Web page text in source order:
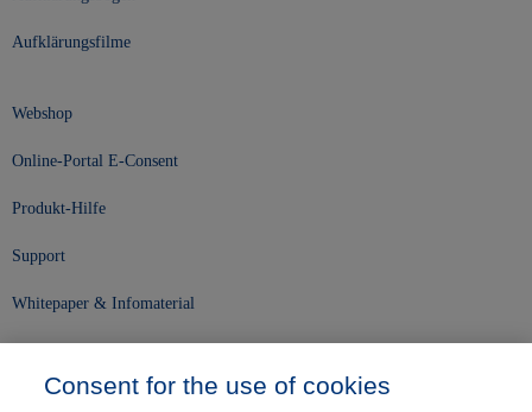
Aufklärungsfilme
Webshop
Online-Portal E-Consent
Produkt-Hilfe
Support
Whitepaper & Infomaterial
Consent for the use of cookies